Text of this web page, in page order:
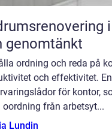
i
genomtänkt
ordning och reda på
och effektivitet.
för kontor,
oordning från arbetsyt...
Lundin